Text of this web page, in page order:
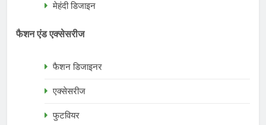
मेहंदी डिजाइन
फैशन एंड एक्सेसरीज
फैशन डिजाइनर
एक्सेसरीज
फुटवियर